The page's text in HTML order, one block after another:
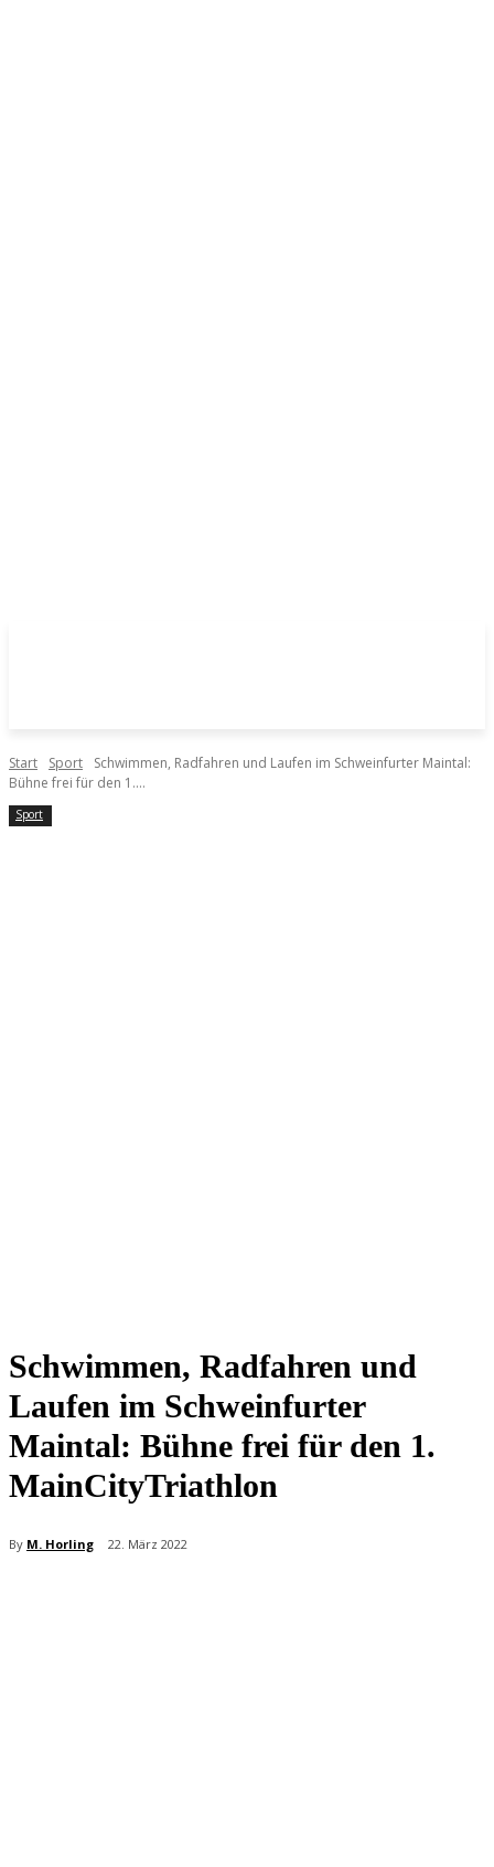
Start Sport
Schwimmen, Radfahren und Laufen im Schweinfurter Maintal:
Bühne frei für den 1....
Sport
Schwimmen, Radfahren und
Laufen im Schweinfurter
Maintal: Bühne frei für den 1.
MainCityTriathlon
By M. Horling 22. März 2022